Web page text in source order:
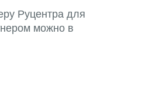
Руцентра для
можно в